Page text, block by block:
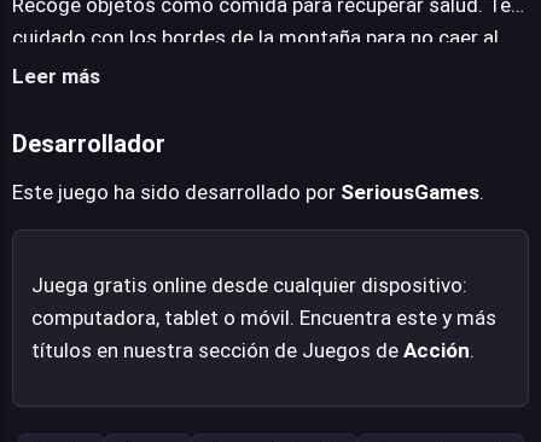
accidentales son cruciales para el éxito en esta fuga en
cuidado con los bordes de la montaña para no caer al
vacío.
Leer más
Desarrollador
Este juego ha sido desarrollado por SeriousGames.
Juega gratis online desde cualquier dispositivo:
computadora, tablet o móvil. Encuentra este y más
títulos en nuestra sección de Juegos de Acción.